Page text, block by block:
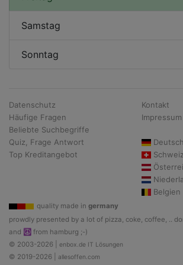
Samstag
Sonntag
Datenschutz
Häufige Fragen
Beliebte Suchbegriffe
Quiz, Frage Antwort
Top Kreditangebot
Kontakt
Impressum
Schweiz
Belgien
quality made in germany
prowdly presented by a lot of pizza, coke, coffee, ..
and ☮ from hamburg ;-)
© 2003-2026 | enbox.de IT Lösungen
© 2019-2026 | allesoffen.com